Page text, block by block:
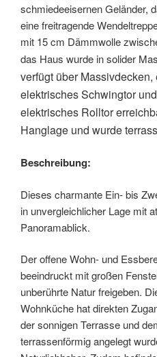
schmiedeeisernen Geländer,
eine freitragende
mit 15 cm Dämmwolle
das Haus wurde in solider
verfügt über
elektrisches Schwingtor
elektrisches Rolltor
Hanglage und wurde
Beschreibung:
Dieses charmante Ein- bis
in unvergleichlicher Lage mit
Panoramablick.
Der offene Wohn- und
beeindruckt mit großen
unberührte Natur freigeben.
Wohnküche hat direkten
der sonnigen Terrasse und
terrassenförmig angelegt